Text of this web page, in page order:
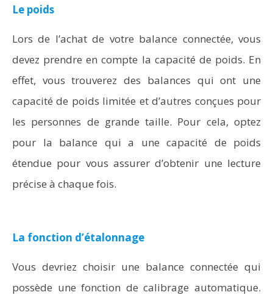
Le poids
Lors de l’achat de votre balance connectée, vous
devez prendre en compte la capacité de poids. En
effet, vous trouverez des balances qui ont une
capacité de poids limitée et d’autres conçues pour
les personnes de grande taille. Pour cela, optez
pour la balance qui a une capacité de poids
étendue pour vous assurer d’obtenir une lecture
précise à chaque fois.
La fonction d’étalonnage
Vous devriez choisir une balance connectée qui
possède une fonction de calibrage automatique.